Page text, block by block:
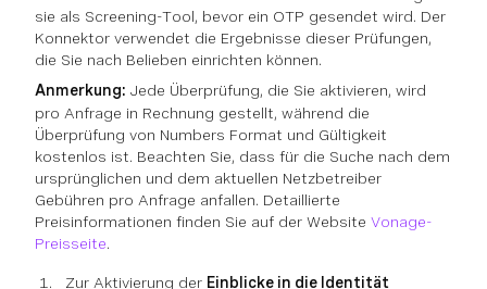
sie als Screening-Tool, bevor ein OTP gesendet wird. Der
Konnektor verwendet die Ergebnisse dieser Prüfungen,
die Sie nach Belieben einrichten können.
Anmerkung: Jede Überprüfung, die Sie aktivieren, wird
pro Anfrage in Rechnung gestellt, während die
Überprüfung von Numbers Format und Gültigkeit
kostenlos ist. Beachten Sie, dass für die Suche nach dem
ursprünglichen und dem aktuellen Netzbetreiber
Gebühren pro Anfrage anfallen. Detaillierte
Preisinformationen finden Sie auf der Website Vonage-
Preisseite.
Zur Aktivierung der Einblicke in die Identität